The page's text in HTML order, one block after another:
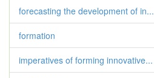
forecasting the development of in...
formation
imperatives of forming innovative...